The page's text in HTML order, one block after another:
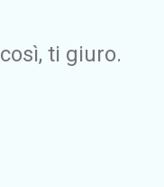
ti giuro.